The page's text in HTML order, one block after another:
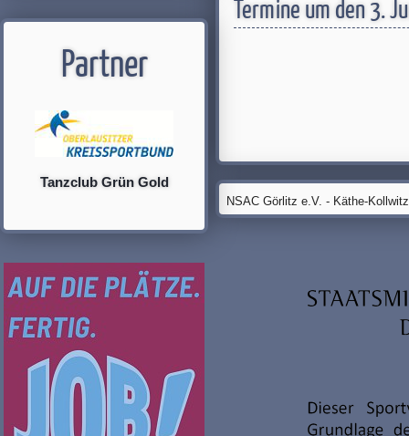
Termine um den 3.
NSAC Görlitz e.V. - Käthe-
Partner
Tanzclub Grün Gold